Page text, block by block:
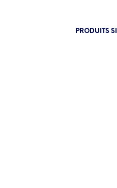
PRODUITS